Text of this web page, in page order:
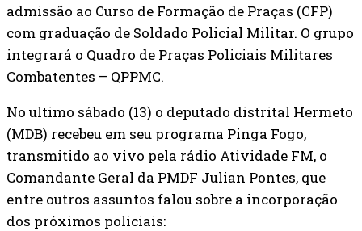
admissão ao Curso de Formação de Praças (CFP)
com graduação de Soldado Policial Militar. O grupo
integrará o Quadro de Praças Policiais Militares
Combatentes – QPPMC.
No ultimo sábado (13) o deputado distrital Hermeto
(MDB) recebeu em seu programa Pinga Fogo,
transmitido ao vivo pela rádio Atividade FM, o
Comandante Geral da PMDF Julian Pontes, que
entre outros assuntos falou sobre a incorporação
dos próximos policiais: